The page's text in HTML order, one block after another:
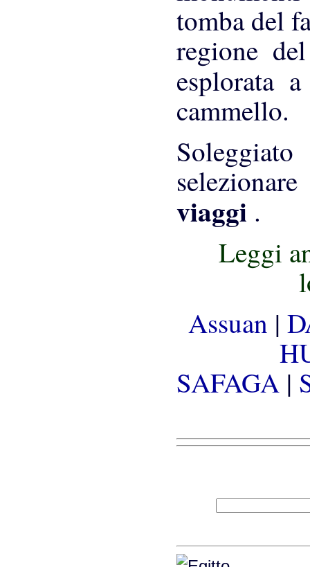
tomba del
regione
esplorata
cammello.
viaggi .
Leggi
Assuan |
SAFAGA |